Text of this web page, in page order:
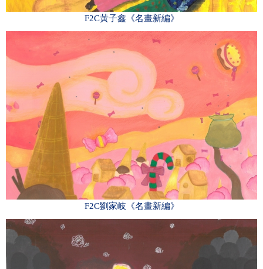
F2C黃子鑫《名畫新編》
F2C劉家岐《名畫新編》